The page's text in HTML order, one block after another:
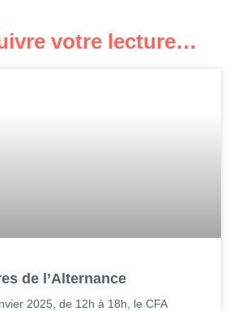
votre lecture…
de l’Alternance
2025, de 12h à 18h, le CFA